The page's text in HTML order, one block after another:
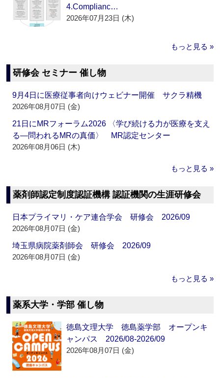
4.Complianc…
2026年07月23日 (木)
もっと見る »
研修会 セミナー 催し物
9月4日に医療従事者向けウェビナー開催 サクラ精機
2026年08月07日 (金)
21日にMRフォーラム2026 〈学び続ける力が医療を支え
る―問われるMRの真価〉 MR認定センター
2026年08月06日 (木)
もっと見る »
薬剤師認定制度認証機構 認証機関の生涯研修会
日本プライマリ・ケア連合学会 研修会 2026/09
2026年08月07日 (金)
埼玉県病院薬剤師会 研修会 2026/09
2026年08月07日 (金)
もっと見る »
薬系大学・学部 催し物
徳島文理大学 徳島薬学部 オープンキ
ャンパス 2026/08-2026/09
2026年08月07日 (金)